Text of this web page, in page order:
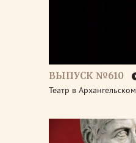
ВЫПУСК №610
Театр в Архангельском